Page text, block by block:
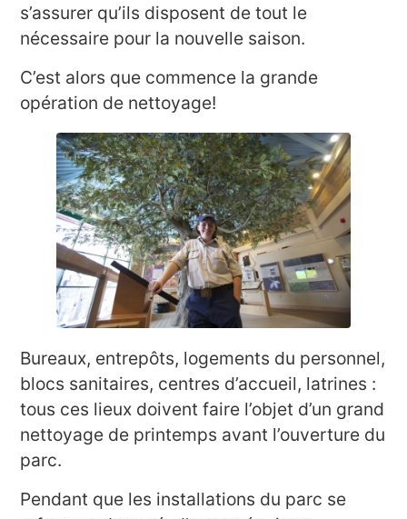
s’assurer qu’ils disposent de tout le
nécessaire pour la nouvelle saison.
C’est alors que commence la grande
opération de nettoyage!
Bureaux, entrepôts, logements du personnel,
blocs sanitaires, centres d’accueil, latrines :
tous ces lieux doivent faire l’objet d’un grand
nettoyage de printemps avant l’ouverture du
parc.
Pendant que les installations du parc se